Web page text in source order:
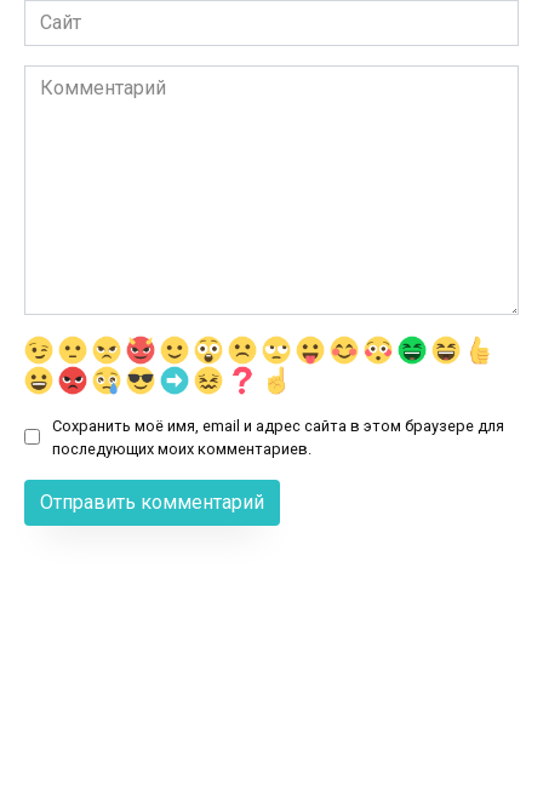
Сайт
Комментарий
Сохранить моё имя, email и адрес сайта в этом браузере для
последующих моих комментариев.